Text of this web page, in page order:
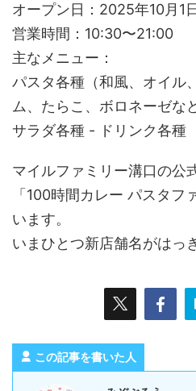
オープン日：2025年10月1
営業時間：10:30〜21:00
主なメニュー：
パスタ各種（和風、オイル
ム、たらこ、ボロネーゼな
サラダ各種 - ドリンク各種
マイルファミリー溝口の公
「100時間カレー パスタフ
います。
いまひとつ新店舗名がはっ
この記事を書いた人